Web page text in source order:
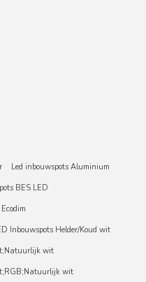
Led inbouwspots Aluminium
BES LED
Inbouwspots Helder/Koud wit
wit
wit